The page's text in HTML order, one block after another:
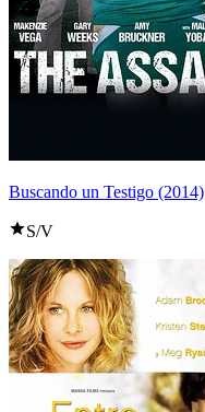
Buscando un Testigo (2014)
S/V